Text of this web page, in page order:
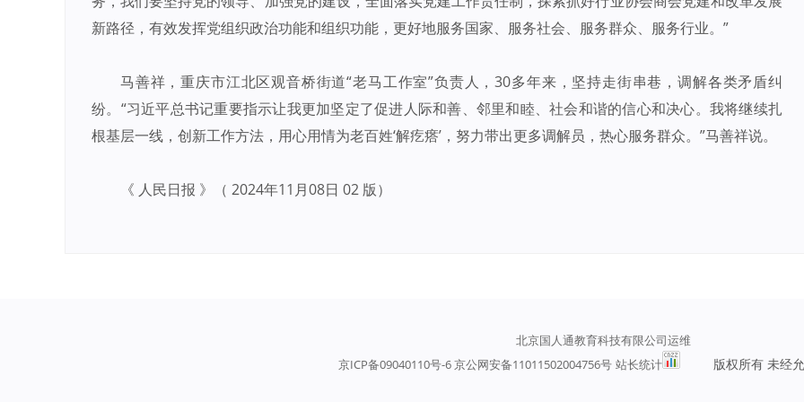
新路径，有效发挥党组织政治功能和组织功能，更好地服务国家、服务社会、服务群众、服务行业。”
马善祥，重庆市江北区观音桥街道“老马工作室”负责人，30多年来，坚持走街串巷，调解各类矛盾纠
纷。“习近平总书记重要指示让我更加坚定了促进人际和善、邻里和睦、社会和谐的信心和决心。我将继续扎
根基层一线，创新工作方法，用心用情为老百姓‘解疙瘩’，努力带出更多调解员，热心服务群众。”马善祥说。
《 人民日报 》（ 2024年11月08日 02 版）
北京国人通教育科技有限公司运维
京ICP备09040110号-6 京公网安备11011502004756号 站长统计 版权所有 未经